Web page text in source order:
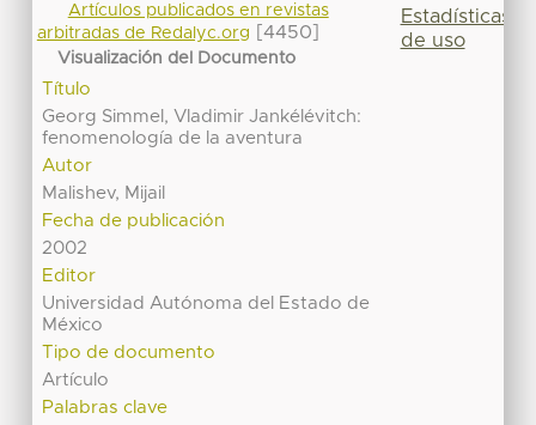
Artículos publicados en revistas
arbitradas de Redalyc.org
[4450]
Visualización del Documento
Título
Georg Simmel, Vladimir Jankélévitch:
fenomenología de la aventura
Autor
Malishev, Mijail
Fecha de publicación
2002
Editor
Universidad Autónoma del Estado de
México
Tipo de documento
Artículo
Palabras clave
Estadísticas
de uso